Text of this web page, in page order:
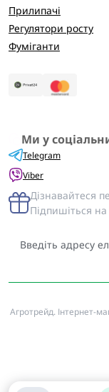
Прилипачі
Регулятори росту
Фуміганти
Ми у
Telegram
Viber
Дізнавайтеся
Підпишіться
Агротрейд. Інтернет-